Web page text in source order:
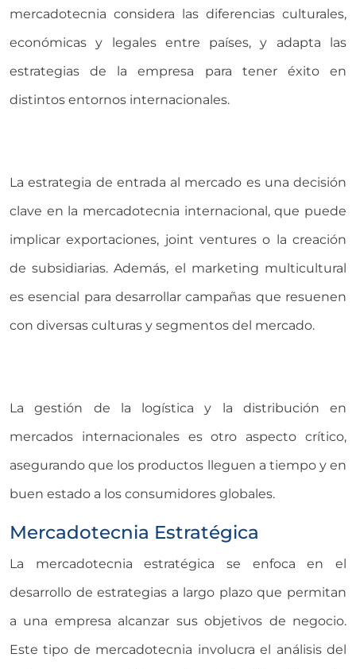
mercadotecnia considera las diferencias culturales,
económicas y legales entre países, y adapta las
estrategias de la empresa para tener éxito en
distintos entornos internacionales.
La estrategia de entrada al mercado es una decisión
clave en la mercadotecnia internacional, que puede
implicar exportaciones, joint ventures o la creación
de subsidiarias. Además, el marketing multicultural
es esencial para desarrollar campañas que resuenen
con diversas culturas y segmentos del mercado.
La gestión de la logística y la distribución en
mercados internacionales es otro aspecto crítico,
asegurando que los productos lleguen a tiempo y en
buen estado a los consumidores globales.
Mercadotecnia Estratégica
La mercadotecnia estratégica se enfoca en el
desarrollo de estrategias a largo plazo que permitan
a una empresa alcanzar sus objetivos de negocio.
Este tipo de mercadotecnia involucra el análisis del